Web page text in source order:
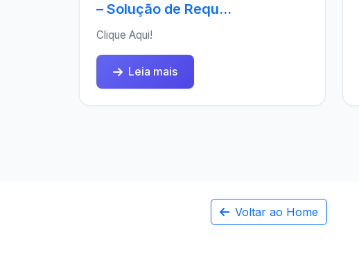
– Solução de Requ...
Clique Aqui!
Leia mais
Voltar ao Home